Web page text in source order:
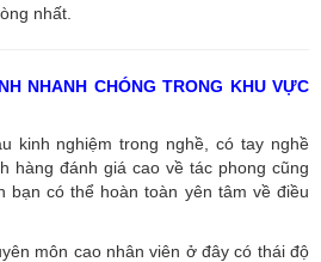
nhất.
NHANH CHÓNG TRONG KHU VỰC
kinh nghiệm trong nghề, có tay nghề
hàng đánh giá cao về tác phong cũng
bạn có thể hoàn toàn yên tâm về điều
môn cao nhân viên ở đây có thái độ